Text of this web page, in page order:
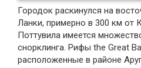
Городок раскинулся на
Ланки, примерно в 300 км от
Поттувила имеется
снорклинга. Рифы the Great
расположенные в районе